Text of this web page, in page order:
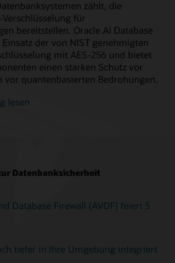
zählt, die
für
bereitstellen. Oracle AI Database
der von NIST genehmigten
mit AES‑256 und bietet
einen starken Schutz vor
vor quantenbasierten Bedrohungen.
lesen
Datenbanksicherheit
Database Firewall (AVDF) feiert 5
tiefer in Ihre Umgebung integriert